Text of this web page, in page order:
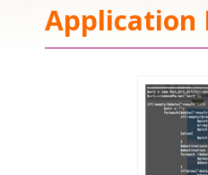
Application